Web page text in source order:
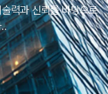
력과 신뢰를 바탕으로